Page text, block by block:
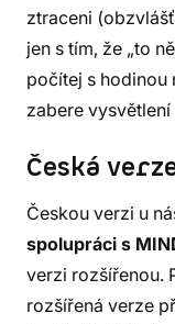
ztraceni
jen s tím, že „to
počítej s hodinou
zabere
Česká
Českou verzi u
spolupráci s
verzi rozšířenou.
rozšířená verze